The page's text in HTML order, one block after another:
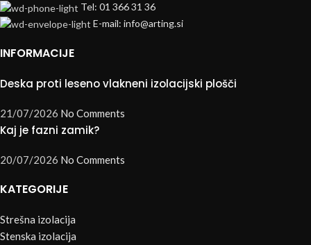
Tel: 01 366 31 36
E-mail: info@arting.si
INFORMACIJE
Deska proti leseno vlakneni izolacijski plošči
21/07/2026 No Comments
Kaj je fazni zamik?
20/07/2026 No Comments
KATEGORIJE
Strešna izolacija
Stenska izolacija